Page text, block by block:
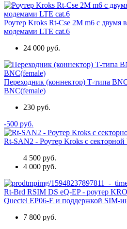
Роутер Kroks Rt-Cse 2M m6 с двумя
модемами LTE cat.6
24 000 руб.
Переходник (коннектор) Т-типа
BNC(female)
230 руб.
-500 руб.
Rt-SAN2 - Роутер Kroks с
4 500 руб.
4 000 руб.
Rt-Brd RSIM DS eQ-EP - роутер
Quectel EP06-E и поддержкой SIM-
7 800 руб.